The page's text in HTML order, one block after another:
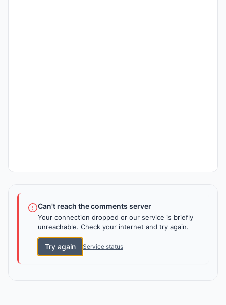
Can't reach the comments server
Your connection dropped or our service is briefly
unreachable. Check your internet and try again.
Try again Service status